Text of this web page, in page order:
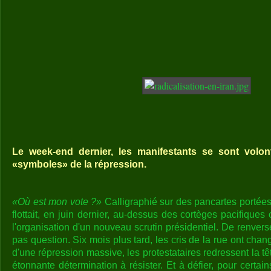
Le week-end dernier, les manifestants se sont
«symboles» de la répression.
«Où est mon vote ?» Calligraphié sur des pancartes
flottait, en juin dernier, au-dessus des cortèges
l'organisation d'un nouveau scrutin présidentiel. De
pas question. Six mois plus tard, les cris de la rue ont
d'une répression massive, les protestataires redressent la
étonnante détermination à résister. Et à défier, pour